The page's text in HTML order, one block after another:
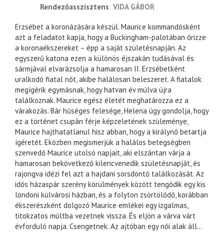
rendezőasszisztens VIDA GÁBOR
Erzsébet a koronázására készül. Maurice kommandósként
azt a feladatot kapja, hogy a Buckingham-palotában őrizze
a koronaékszereket – épp a saját születésnapján. Az
egyszerű katona ezen a különös éjszakán tudásával és
sármjával elvarázsolja a hamarosan II. Erzsébetként
uralkodó fiatal nőt, akibe halálosan beleszeret. A fiatalok
megígérik egymásnak, hogy hatvan év múlva újra
találkoznak. Maurice egész életét meghatározza ez a
várakozás. Bár hűséges felesége, Helena úgy gondolja, hogy
ez a történet csupán férje képzeletének szüleménye,
Maurice hajthatatlanul hisz abban, hogy a királynő betartja
ígéretét. Eközben megismerjük a halálos betegségben
szenvedő Maurice utolsó napjait, aki elszántan várja a
hamarosan bekövetkező kilencvenedik születésnapját, és
rajongva idézi fel azt a hajdani sorsdöntő találkozását. Az
idős házaspár szerény körülmények között tengődik egy kis
londoni külvárosi házban, és a folyton zsörtölődő, korábban
ékszerészként dolgozó Maurice emlékei egy izgalmas,
titokzatos múltba vezetnek vissza. És eljön a várva várt
évforduló napja. Csengetnek. Az ajtóban egy női alak áll...